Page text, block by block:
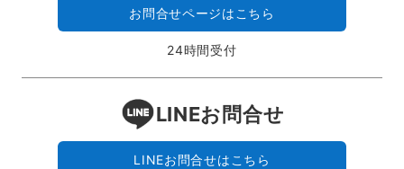
お問合せページはこちら
24時間受付
LINEお問合せ
LINEお問合せはこちら